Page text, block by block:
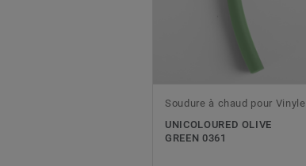
Soudure à chaud pour Vinyle
UNICOLOURED OLIVE
GREEN 0361